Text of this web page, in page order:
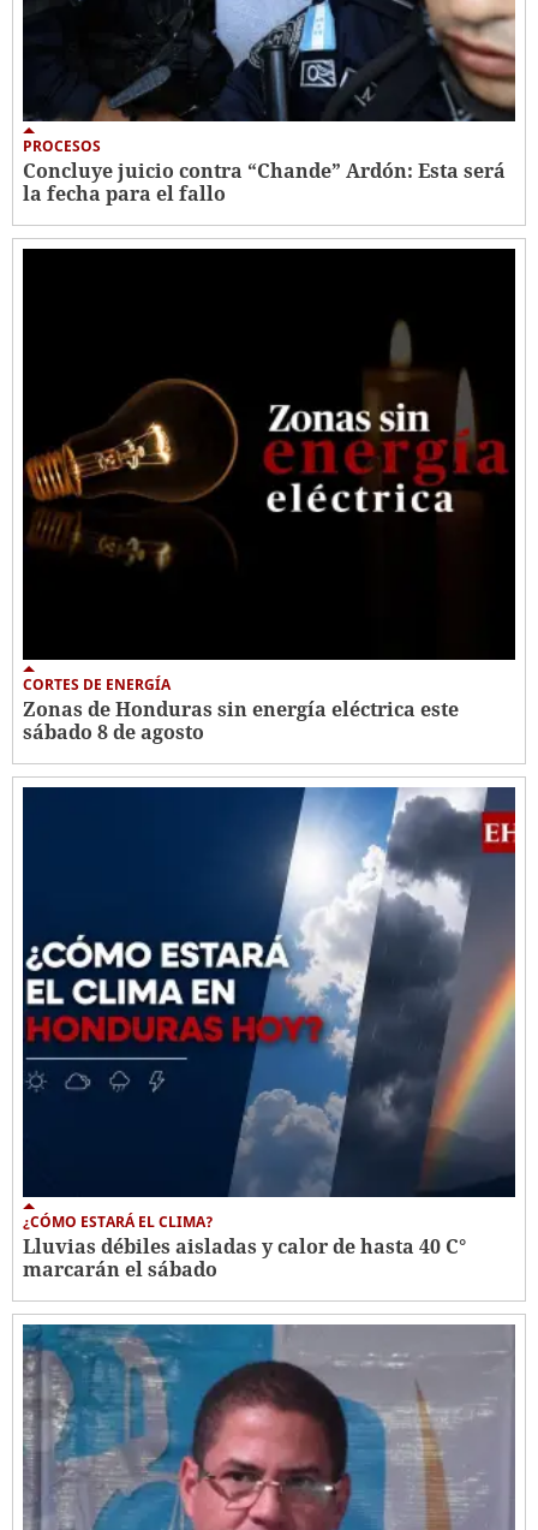
PROCESOS
Concluye juicio contra “Chande” Ardón: Esta será
la fecha para el fallo
CORTES DE ENERGÍA
Zonas de Honduras sin energía eléctrica este
sábado 8 de agosto
¿CÓMO ESTARÁ EL CLIMA?
Lluvias débiles aisladas y calor de hasta 40 C°
marcarán el sábado